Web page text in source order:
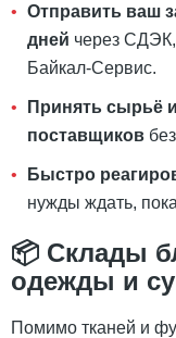
Отправить ваш
дней через
Байкал-Сервис.
Принять сырьё
поставщиков
Быстро
нужды ждать,
📦 Склады
одежды и
Помимо тканей и